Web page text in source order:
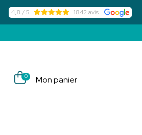
4,8 / 5 1842 avis
0 Mon panier